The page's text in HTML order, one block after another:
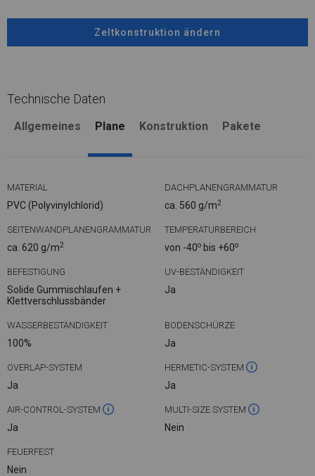
Zeltkonstruktion ändern
Technische Daten
Allgemeines Plane Konstruktion Pakete
MATERIAL
PVC (Polyvinylchlorid)
DACHPLANENGRAMMATUR
ca. 560 g/m2
SEITENWANDPLANENGRAMMATUR
ca. 620 g/m2
TEMPERATURBEREICH
von -40o bis +60o
BEFESTIGUNG
Solide Gummischlaufen +
Klettverschlussbänder
UV-BESTÄNDIGKEIT
Ja
WASSERBESTÄNDIGKEIT
100%
BODENSCHÜRZE
Ja
OVERLAP-SYSTEM
Ja
HERMETIC-SYSTEM
Ja
AIR-CONTROL-SYSTEM
Ja
MULTI-SIZE SYSTEM
Nein
FEUERFEST
Nein